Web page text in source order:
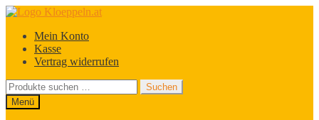
Zur
springen
Zum
springenMein Konto
Kasse
Vertrag widerrufen
Suchen
nach:
Suchen
Menü